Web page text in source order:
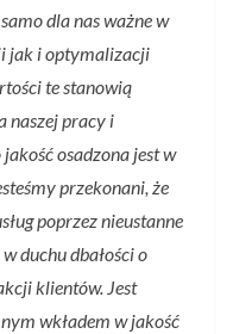
dla nas ważne w
jak i optymalizacji
te stanowią
naszej pracy i
osadzona jest w
przekonani, że
poprzez nieustanne
duchu dbałości o
klientów. Jest
wkładem w jakość